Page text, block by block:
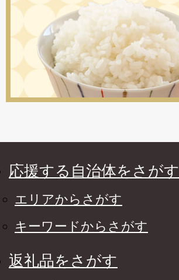
応援する自治体をさがす
エリアからさがす
キーワードからさがす
返礼品をさがす